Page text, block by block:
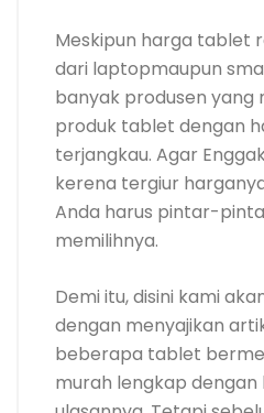
Meskipun harga tablet
dari laptopmaupun
banyak produsen yang
produk tablet dengan
terjangkau. Agar
kerena tergiur
Anda harus pintar-
memilihnya.
Demi itu, disini kami
dengan menyajikan
beberapa tablet
murah lengkap